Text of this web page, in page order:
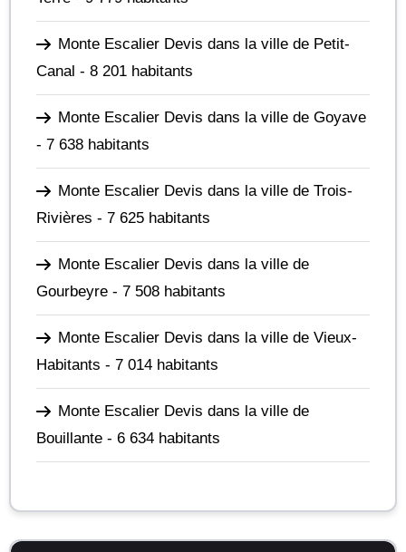
Monte Escalier Devis dans la ville de Petit-
Canal - 8 201 habitants
Monte Escalier Devis dans la ville de Goyave
- 7 638 habitants
Monte Escalier Devis dans la ville de Trois-
Rivières - 7 625 habitants
Monte Escalier Devis dans la ville de
Gourbeyre - 7 508 habitants
Monte Escalier Devis dans la ville de Vieux-
Habitants - 7 014 habitants
Monte Escalier Devis dans la ville de
Bouillante - 6 634 habitants